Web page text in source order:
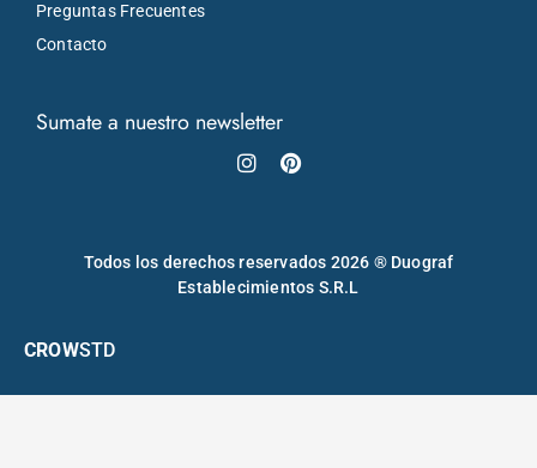
Preguntas Frecuentes
Contacto
Sumate a nuestro newsletter
Instagram
Pinterest
Todos los derechos reservados 2026 ® Duograf
Establecimientos S.R.L
CROWSTD